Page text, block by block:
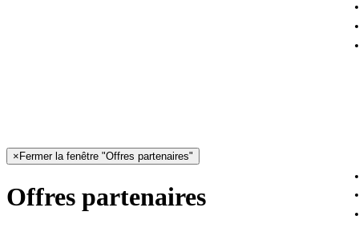
× Fermer la fenêtre "Offres partenaires"
Offres partenaires